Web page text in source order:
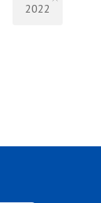
2022